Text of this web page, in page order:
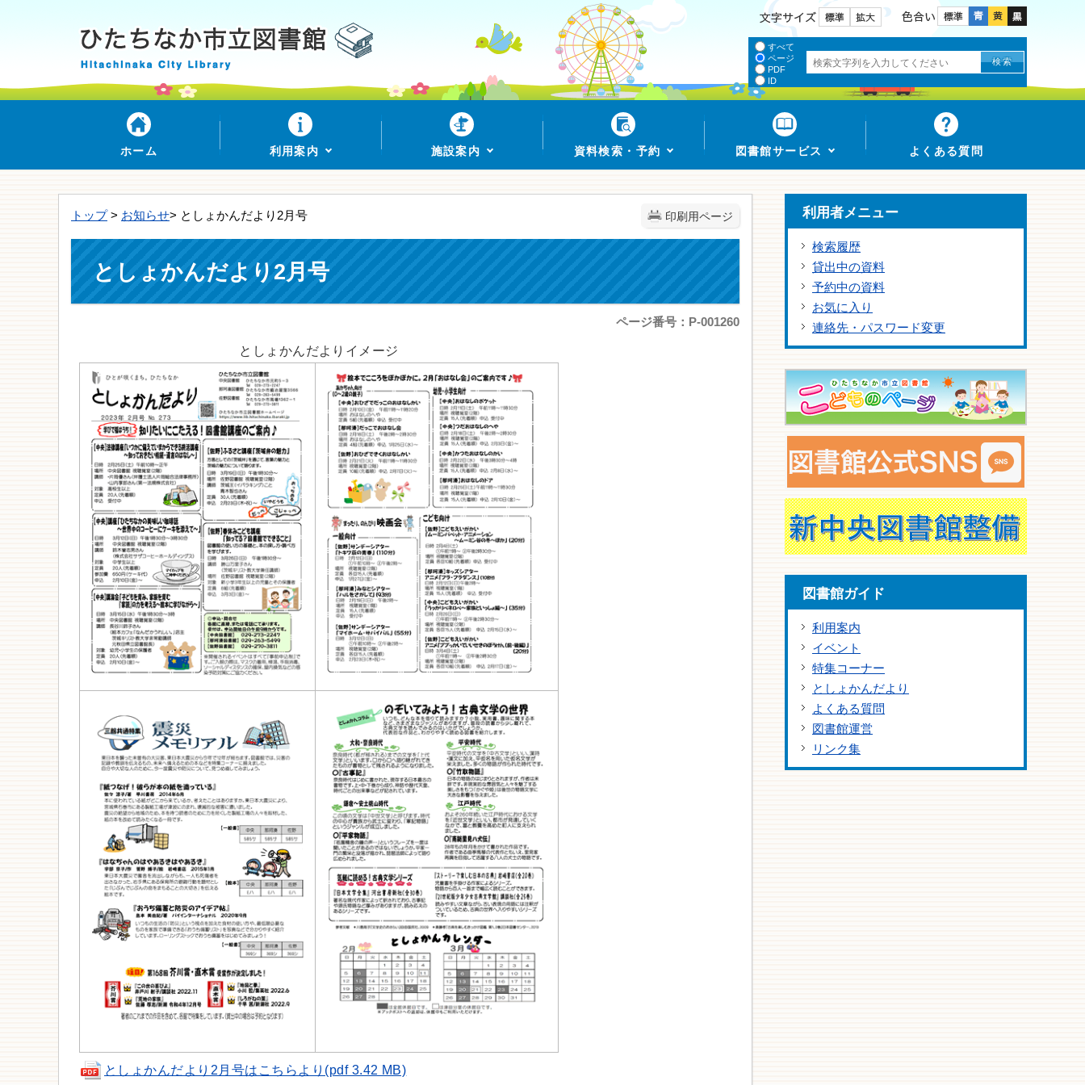
色合い
文字サイズ
すべて
ページ
PDF
ID
ホーム 利用案内 施設案内 資料検索・予約 図書館サービス よくある質問
印刷用ページ
トップ> お知らせ> としょかんだより2月号
としょかんだより2月号
ページ番号：P-001260
としょかんだよりイメージ
としょかんだより2月号はこちらより(pdf 3.42 MB)
利用者メニュー
検索履歴
貸出中の資料
予約中の資料
お気に入り
連絡先・パスワード変更
図書館ガイド
利用案内
イベント
特集コーナー
としょかんだより
よくある質問
図書館運営
リンク集